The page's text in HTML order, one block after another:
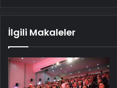
İlgili Makaleler